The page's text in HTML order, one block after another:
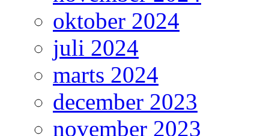
oktober 2024
juli 2024
marts 2024
december 2023
november 2023